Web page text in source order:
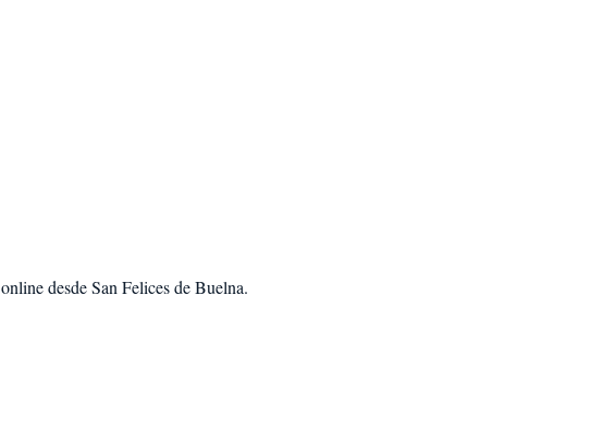
online desde San Felices de Buelna.